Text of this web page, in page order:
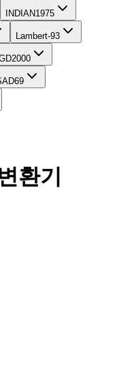
INDIAN1975
Lambert-93
환기